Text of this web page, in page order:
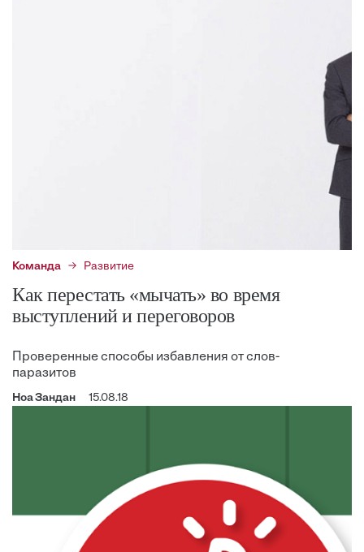
Команда Развитие
Как перестать «мычать» во время
выступлений и переговоров
Проверенные способы избавления от слов-
паразитов
Ноа Зандан 15.08.18